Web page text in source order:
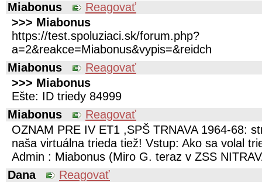
Miabonus
Reagovať
>>> Miabonus
https://test.spoluziaci.sk/forum.php?
a=2&reakce=Miabonus&vypis=&reidch
Miabonus
Reagovať
>>> Miabonus
Ešte: ID triedy 84999
Miabonus
Reagovať
OZNAM PRE IV ET1 ,SPŠ TRNAVA 1964-68:
naša virtuálna trieda tiež! Vstup: Ako sa volal
Admin : Miabonus (Miro G. teraz v ZSS
Dana
Reagovať